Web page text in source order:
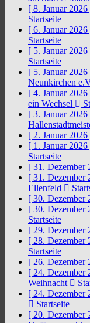
[ 8. Januar 2026
Startseite
[ 6. Januar 2026
Startseite
[ 5. Januar 2026
Startseite
[ 5. Januar 2026
Neunkirchen
[ 4. Januar 2026
ein Wechsel
[ 3. Januar 2026
[ 2. Januar 2026
[ 1. Januar 2026
Startseite
[ 31. Dezember
[ 31. Dezember
Ellenfeld
[ 30. Dezember
[ 30. Dezember
Startseite
[ 29. Dezember
[ 28. Dezember
Startseite
[ 26. Dezember
[ 24. Dezember
Weihnacht
[ 24. Dezember
Startseite
[ 20. Dezember